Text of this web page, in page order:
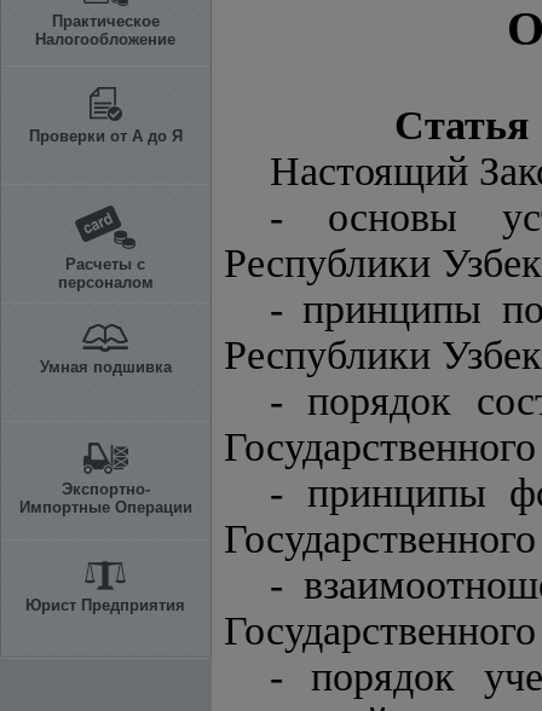
Практическое
Налогообложение
Проверки от А до Я
Расчеты с
персоналом
Умная подшивка
Экспортно-
Импортные Операции
Юрист Предприятия
Статья
Настоящий
- основы
Республики
- принципы
Республики
- порядок
- принципы
-
- порядок